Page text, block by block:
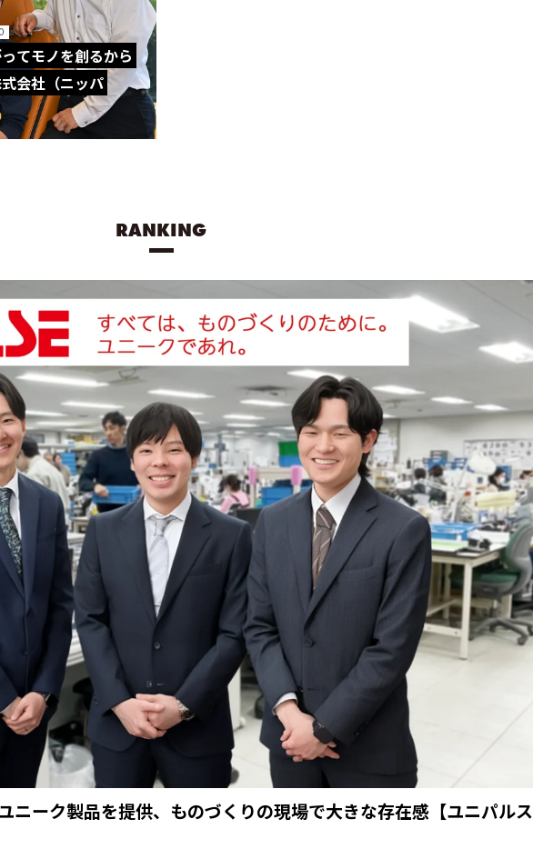
てモノを創るから
会社（ニッパ
RANKING
ニーク製品を提供、ものづくりの現場で大きな存在感【ユニパルス